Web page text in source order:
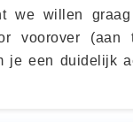
we willen
voorover (aan
je een duidelijk